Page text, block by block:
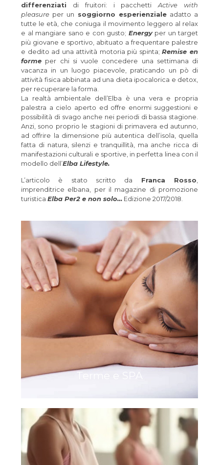
differenziati di fruitori: i pacchettiActive with
pleasure per un soggiorno esperienzialeadatto a
tutte le età, che coniuga il movimento leggero al relax
e al mangiare sano e con gusto; Energyper un target
più giovane e sportivo, abituato a frequentare palestre
e dedito ad una attività motoria più spinta;Remise en
forme per chi si vuole concedere una settimana di
vacanza in un luogo piacevole, praticando un pò di
attività fisica abbinata ad una dieta ipocalorica e detox,
per recuperare la forma.
La realtà ambientale dell’Elba è una vera e propria
palestra a cielo aperto ed offre enormi suggestioni e
possibilità di svago anche nei periodi di bassa stagione.
Anzi, sono proprio le stagioni di primavera ed autunno,
ad offrire la dimensione più autentica dell’isola, quella
fatta di natura, silenzi e tranquillità, ma anche ricca di
manifestazioni culturali e sportive, in perfetta linea con il
modello dell’Elba Lifestyle.
L’articolo è stato scritto da Franca Rosso
imprenditrice elbana, per il magazine di promozione
turistica Elba Per2 e non solo… Edizione 2017/2018.
Terme e SPA